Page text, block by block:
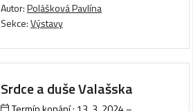
Autor:Polášková Pavlína
Sekce:Výstavy
Srdce a duše Valašska